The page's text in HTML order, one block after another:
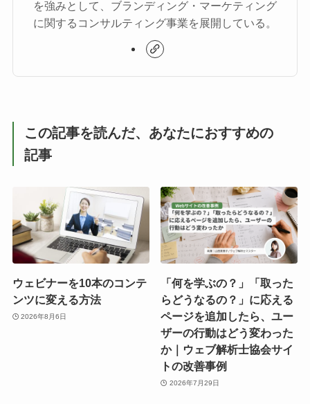
を強みとして、ブランディング・マーケティング
に関するコンサルティング事業を展開している。
この記事を読んだ、あなたにおすすめの
記事
ウェビナーを10本のコンテ
ンツに変える方法
2026年8月6日
「何を学ぶの？」「取った
らどうなるの？」に応える
ページを追加したら、ユー
ザーの行動はどう変わった
か｜ウェブ解析士協会サイ
トの改善事例
2026年7月29日